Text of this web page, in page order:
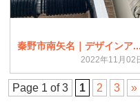
秦野市南矢名｜デザインア...
2022年11月02
Page 1 of 3 1 2 3 »